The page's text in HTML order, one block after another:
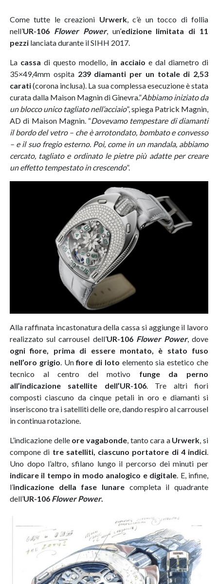
Come tutte le creazioni Urwerk, c’è un tocco di follia
nell’UR-106 Flower Power, un’edizione limitata di 11
pezzi lanciata durante il SIHH 2017.
La cassa di questo modello, in acciaio e dal diametro di
35×49,4mm ospita 239 diamanti per un totale di 2,53
carati(corona inclusa). La sua complessa esecuzione è stata
curata dalla Maison Magnin di Ginevra.”Abbiamo iniziato da
un blocco unico tagliato nell’acciaio”, spiega Patrick Magnin,
AD di Maison Magnin. “Dovevamo tempestare di diamanti
il bordo del vetro – che è arrotondato, bombato e convesso
– e il suo fregio esterno. Poi, come in un mandala, abbiamo
cercato, tagliato e ordinato le pietre più adatte per creare
un effetto tempestato in crescendo”.
Alla raffinata incastonatura della cassa si aggiunge il lavoro
realizzato sul carrousel dell’UR-106 Flower Power, dove
ogni fiore, prima di essere montato, è stato fuso
nell’oro grigio. Unfiore di loto elemento sia estetico che
tecnico al centro del motivo funge da perno
all’indicazione satellite dell’UR-106. Tre altri fiori
composti ciascuno da cinque petali in oro e diamanti si
inseriscono tra i satelliti delle ore, dando respiro al carrousel
in continua rotazione.
L’indicazione delle ore vagabonde, tanto cara a Urwerk, si
compone di tre satelliti, ciascuno portatore di 4 indici.
Uno dopo l’altro, sfilano lungo il percorso dei minuti per
indicare il tempo in modo analogico e digitale. E, infine,
l’indicazione della fase lunare completa il quadrante
dell’UR-106 Flower Power.